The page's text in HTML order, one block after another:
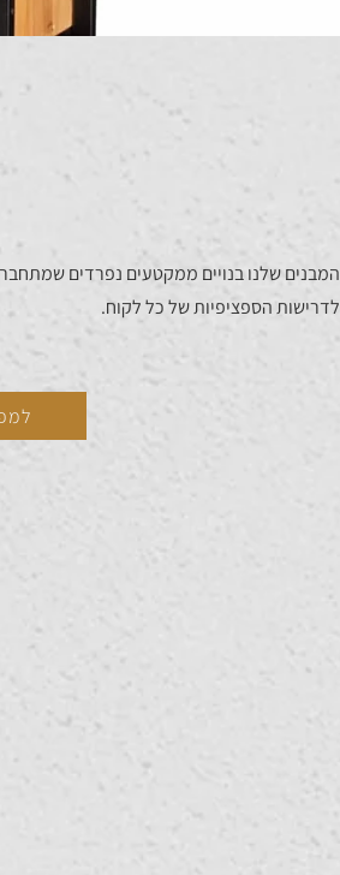
המבנים שלנו בנויים ממקטעים נפרדים
לדרישות הספציפיות של כל לקוח.